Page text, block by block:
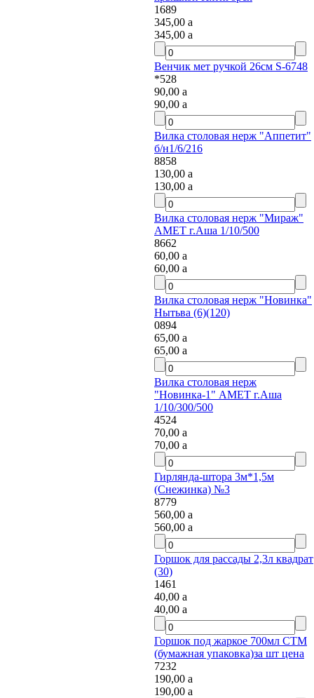
1689
345,00a
345,00a
Венчик мет ручкой 26см S-6748
*528
90,00a
90,00a
Вилка столовая нерж "Аппетит"
б/н1/6/216
8858
130,00a
130,00a
Вилка столовая нерж "Мираж"
АМЕТ г.Аша 1/10/500
8662
60,00a
60,00a
Вилка столовая нерж "Новинка"
Нытьва (6)(120)
0894
65,00a
65,00a
Вилка столовая нерж
"Новинка-1" АМЕТ г.Аша
1/10/300/500
4524
70,00a
70,00a
Гирлянда-штора 3м*1,5м
(Снежинка) №3
8779
560,00a
560,00a
Горшок для рассады 2,3л квадрат
(30)
1461
40,00a
40,00a
Горшок под жаркое 700мл СТМ
(бумажная упаковка)за шт цена
7232
190,00a
190,00a